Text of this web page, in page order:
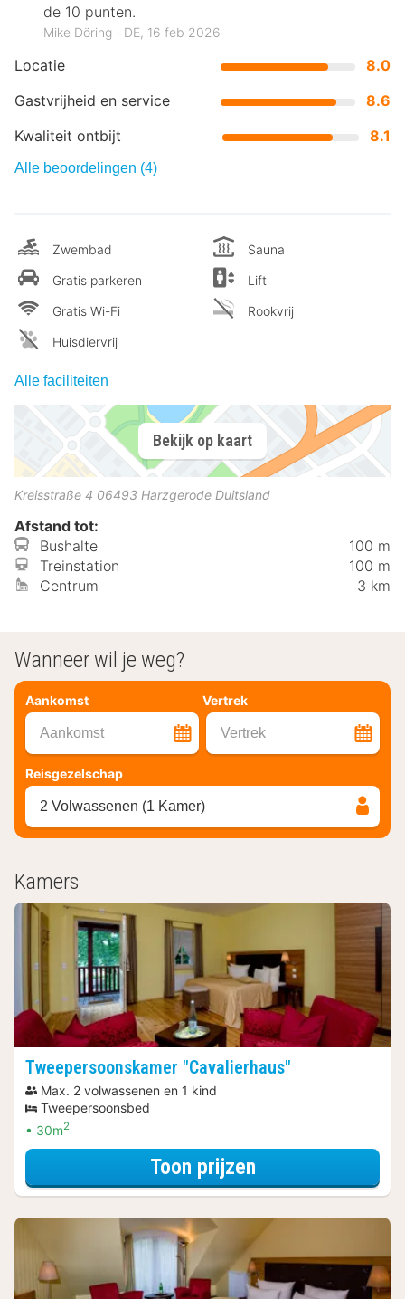
Locatie
8.0
Gastvrijheid en service
8.6
Kwaliteit ontbijt
8.1
de 10 punten.
Mike Döring ‐ DE, 16 feb 2026
Alle beoordelingen (4)
Zwembad
Gratis parkeren
Gratis Wi-Fi
Huisdiervrij
Sauna
Lift
Rookvrij
Alle faciliteiten
Bekijk op kaart
Kreisstraße 4 06493 Harzgerode Duitsland
Afstand tot:
Bushalte
100 m
Treinstation
100 m
Centrum
3 km
Wanneer wil je weg?
Aankomst Vertrek
Aankomst Vertrek
Reisgezelschap
2 Volwassenen (1 Kamer)
Kamers
Tweepersoonskamer "Cavalierhaus"
Max. 2 volwassenen en 1 kind
Tweepersoonsbed
30m2
Toon prijzenvoor Wellness